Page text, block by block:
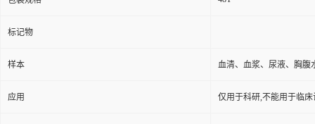
标记物
样本 血清、血浆、尿液、胸腹
应用 仅用于科研,不能用于临